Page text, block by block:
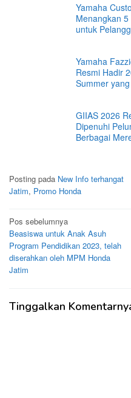
Yamaha
Menangkan
untuk
Yamaha
Resmi Hadir
Summer
GIIAS 2026
Dipenuhi
Berbagai
Posting pada New Info terhangat
Jatim, Promo Honda
Navigasi
pos
Pos sebelumnya
Beasiswa untuk Anak Asuh
Program Pendidikan 2023, telah
diserahkan oleh MPM Honda
Jatim
Tinggalkan